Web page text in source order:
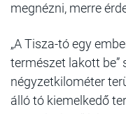
megnézni, merre
„A Tisza-tó egy
természet lakott be”
négyzetkilométer
álló tó kiemelkedő